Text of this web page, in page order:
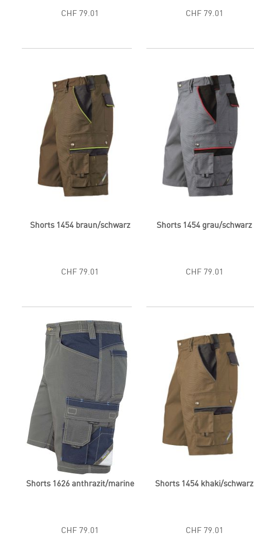
CHF 79.01 CHF 79.01
Shorts 1454 braun/schwarz
CHF 79.01
Shorts 1454 grau/schwarz
CHF 79.01
Shorts 1626 anthrazit/marine
CHF 79.01
Shorts 1454 khaki/schwarz
CHF 79.01